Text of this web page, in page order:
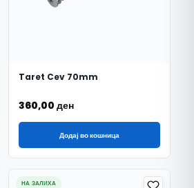
Taret Cev 70mm
360,00ден
Додај во кошница
НА ЗАЛИХА